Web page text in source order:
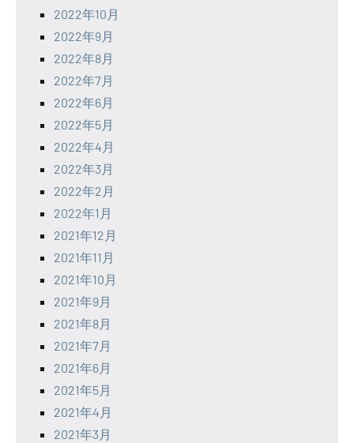
2022年10月
2022年9月
2022年8月
2022年7月
2022年6月
2022年5月
2022年4月
2022年3月
2022年2月
2022年1月
2021年12月
2021年11月
2021年10月
2021年9月
2021年8月
2021年7月
2021年6月
2021年5月
2021年4月
2021年3月